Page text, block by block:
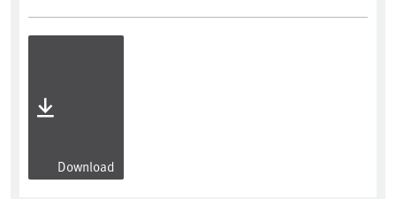
Download